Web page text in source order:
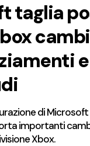
taglia
di Microsoft
importanti
Xbox.